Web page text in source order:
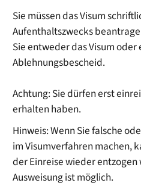
Sie müssen das Visum
Aufenthaltszwecks
Sie entweder das Visum oder
Ablehnungsbescheid.
Achtung: Sie dürfen erst
erhalten haben.
Hinweis:Wenn Siefalsche
im Visumverfahren machen,
der Einreisewieder entzogen
Ausweisung ist möglich.